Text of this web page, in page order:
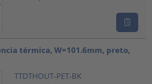
térmica, W=101.6mm, preto,
TTDTHOUT-PET-BK